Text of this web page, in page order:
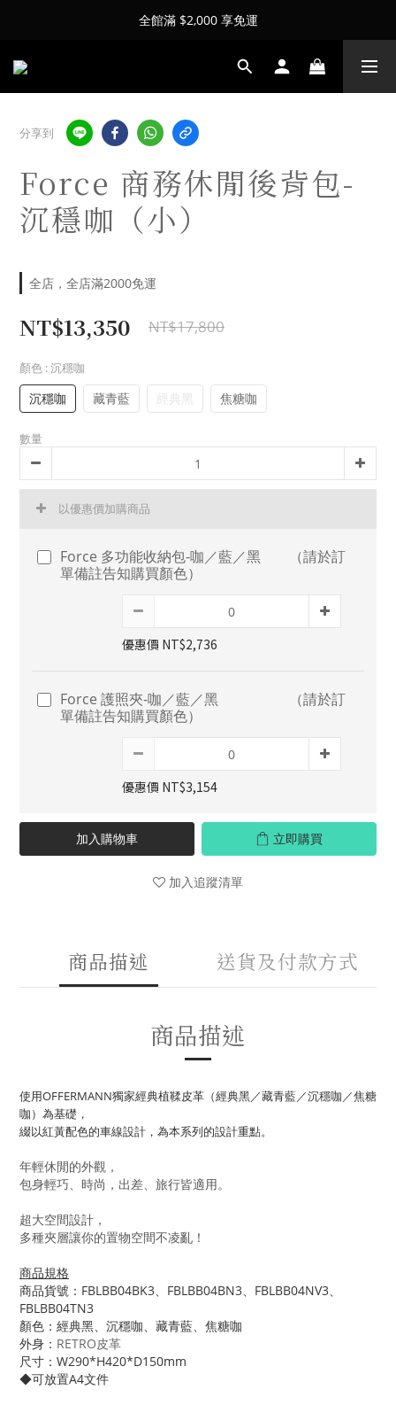
全館滿 $2,000 享免運
分享到
Force 商務休閒後背包-
沉穩咖（小）
全店，全店滿2000免運
NT$13,350 NT$17,800
顏色 : 沉穩咖
沉穩咖 藏青藍 經典黑 焦糖咖
數量
以優惠價加購商品
Force 多功能收納包-咖／藍／黑 （請於訂
單備註告知購買顏色）
優惠價 NT$2,736
Force 護照夾-咖／藍／黑 （請於訂
單備註告知購買顏色）
優惠價 NT$3,154
加入購物車 立即購買
加入追蹤清單
商品描述 送貨及付款方式
商品描述
使用OFFERMANN獨家經典植鞣皮革 （經典黑／藏青藍／沉穩咖／焦糖
咖）為基礎，
綴以紅黃配色的車線設計，為本系列的設計重點。
年輕休閒的外觀，
包身輕巧、時尚，出差、旅行皆適用。
超大空間設計，
多種夾層讓你的置物空間不凌亂！
商品規格
商品貨號：FBLBB04BK3、FBLBB04BN3、FBLBB04NV3、
FBLBB04TN3
顏色：經典黑、沉穩咖、藏青藍、焦糖咖
外身： RETRO皮革
尺寸：W290*H420*D150mm
◆可放置A4文件